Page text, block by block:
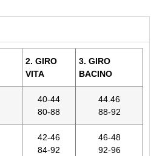
2. GIRO
VITA
3. GIRO
BACINO
40-44
80-88
44.46
88-92
42-46
84-92
46-48
92-96